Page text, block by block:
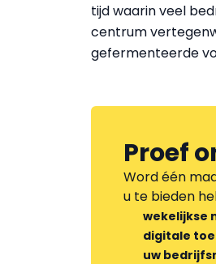
tijd waarin veel
centrum
gefermenteerde
Proef
Word één
u te bieden
wekelijkse
digitale
uw